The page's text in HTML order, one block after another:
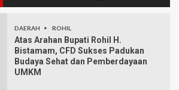
DAERAH ROHIL
Atas Arahan Bupati Rohil H.
Bistamam, CFD Sukses Padukan
Budaya Sehat dan Pemberdayaan
UMKM